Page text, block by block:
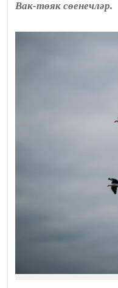
Вак-төяк сөенечләр.